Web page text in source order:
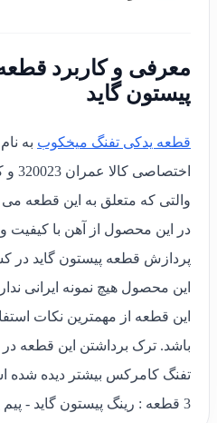
معرفی و کاربرد
پیستون گاید
قطعه یدکی تفنگ میخکوب به
والتی که متعلق به این قطعه می
در این محصول از آهن با
پردازش قطعه پیستون گاید در
این محصول هیچ نمونه ایرانی
این قطعه از مهمترین نکات
باشد. ترک برداشتن این قطعه
تفنگ کامرکس بیشتر دیده شده
3 قطعه : رینگ پیستون گاید -